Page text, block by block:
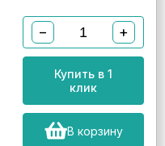
− +
Купить в 1
клик
В корзину